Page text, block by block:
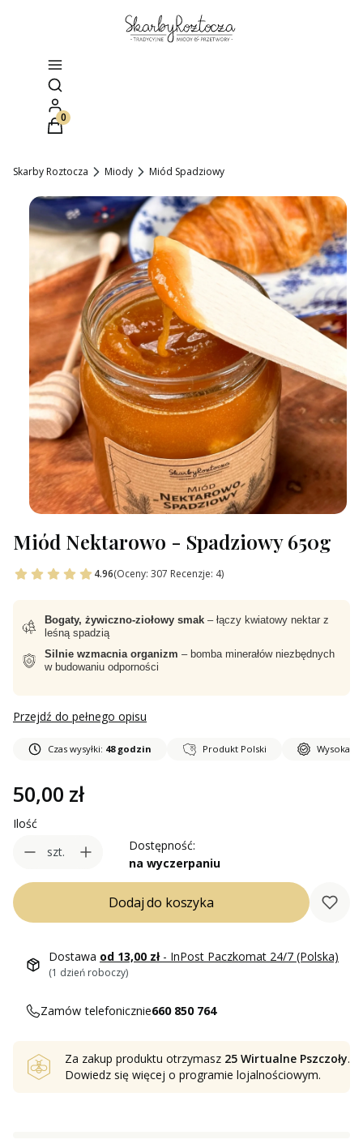
Otwórz wyszukiwarkę
Produkty w koszyku: 0. Zobacz szczegóły
Skarby Roztocza Miody Miód Spadziowy
Miód Nektarowo - Spadziowy 650g
4.96(Oceny: 307 Recenzje: 4)
Bogaty, żywiczno-ziołowy smak – łączy kwiatowy nektar z
leśną spadzią
Silnie wzmacnia organizm – bomba minerałów niezbędnych
w budowaniu odporności
Przejdź do pełnego opisu
Czas wysyłki: 48 godzin Produkt Polski Wysoka
Cena
50,00 zł
Ilość
szt.
Dostępność:
na wyczerpaniu
Dodaj do koszyka
Dostawa od 13,00 zł - InPost Paczkomat 24/7 (Polska)
(1 dzień roboczy)
Zamów telefonicznie660 850 764
Za zakup produktu otrzymasz 25 Wirtualne Pszczoły.
Dowiedz się więcej o programie lojalnościowym.